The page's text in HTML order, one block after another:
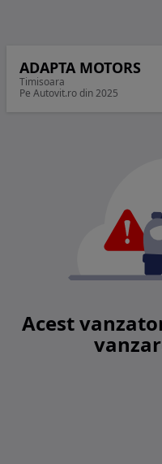
ADAPTA MOTORS
Timisoara
Pe Autovit.ro din 2025
Acest